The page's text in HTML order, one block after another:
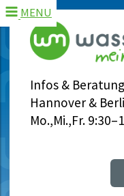
Infos & Beratung
Hannover &
Mo.,Mi.,Fr.
MENU